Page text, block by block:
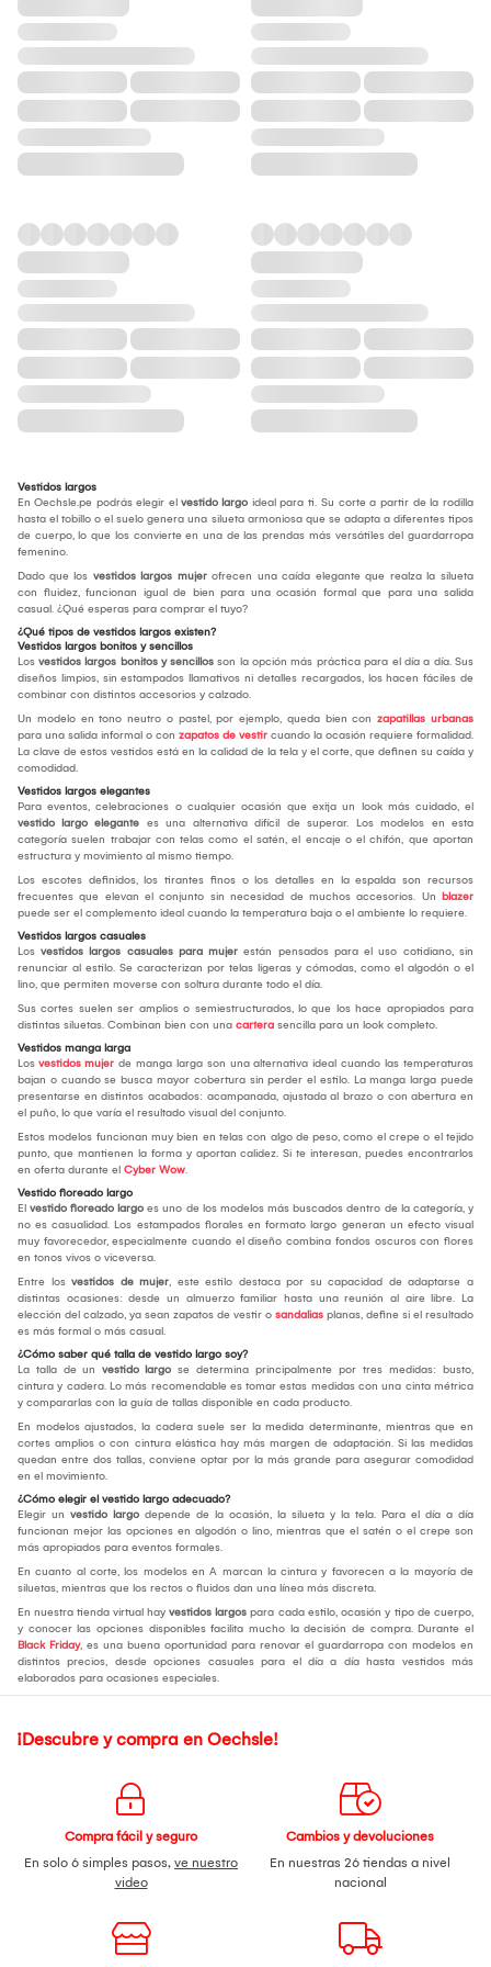
Vestidos largos
En Oechsle.pe podrás elegir el vestido largo ideal para ti. Su corte a partir de la rodilla
hasta el tobillo o el suelo genera una silueta armoniosa que se adapta a diferentes tipos
de cuerpo, lo que los convierte en una de las prendas más versátiles del guardarropa
femenino.
Dado que los vestidos largos mujer ofrecen una caída elegante que realza la silueta
con fluidez, funcionan igual de bien para una ocasión formal que para una salida
casual. ¿Qué esperas para comprar el tuyo?
¿Qué tipos de vestidos largos existen?
Vestidos largos bonitos y sencillos
Los vestidos largos bonitos y sencillos son la opción más práctica para el día a día. Sus
diseños limpios, sin estampados llamativos ni detalles recargados, los hacen fáciles de
combinar con distintos accesorios y calzado.
Un modelo en tono neutro o pastel, por ejemplo, queda bien con zapatillas urbanas
para una salida informal o con zapatos de vestir cuando la ocasión requiere formalidad.
La clave de estos vestidos está en la calidad de la tela y el corte, que definen su caída y
comodidad.
Vestidos largos elegantes
Para eventos, celebraciones o cualquier ocasión que exija un look más cuidado, el
vestido largo elegante es una alternativa difícil de superar. Los modelos en esta
categoría suelen trabajar con telas como el satén, el encaje o el chifón, que aportan
estructura y movimiento al mismo tiempo.
Los escotes definidos, los tirantes finos o los detalles en la espalda son recursos
frecuentes que elevan el conjunto sin necesidad de muchos accesorios. Un blazer
puede ser el complemento ideal cuando la temperatura baja o el ambiente lo requiere.
Vestidos largos casuales
Los vestidos largos casuales para mujer están pensados para el uso cotidiano, sin
renunciar al estilo. Se caracterizan por telas ligeras y cómodas, como el algodón o el
lino, que permiten moverse con soltura durante todo el día.
Sus cortes suelen ser amplios o semiestructurados, lo que los hace apropiados para
distintas siluetas. Combinan bien con una cartera sencilla para un look completo.
Vestidos manga larga
Los vestidos mujer de manga larga son una alternativa ideal cuando las temperaturas
bajan o cuando se busca mayor cobertura sin perder el estilo. La manga larga puede
presentarse en distintos acabados: acampanada, ajustada al brazo o con abertura en
el puño, lo que varía el resultado visual del conjunto.
Estos modelos funcionan muy bien en telas con algo de peso, como el crepe o el tejido
punto, que mantienen la forma y aportan calidez. Si te interesan, puedes encontrarlos
en oferta durante el Cyber Wow.
Vestido floreado largo
El vestido floreado largo es uno de los modelos más buscados dentro de la categoría, y
no es casualidad. Los estampados florales en formato largo generan un efecto visual
muy favorecedor, especialmente cuando el diseño combina fondos oscuros con flores
en tonos vivos o viceversa.
Entre los vestidos de mujer, este estilo destaca por su capacidad de adaptarse a
distintas ocasiones: desde un almuerzo familiar hasta una reunión al aire libre. La
elección del calzado, ya sean zapatos de vestir o sandalias planas, define si el resultado
es más formal o más casual.
¿Cómo saber qué talla de vestido largo soy?
La talla de un vestido largo se determina principalmente por tres medidas: busto,
cintura y cadera. Lo más recomendable es tomar estas medidas con una cinta métrica
y compararlas con la guía de tallas disponible en cada producto.
En modelos ajustados, la cadera suele ser la medida determinante, mientras que en
cortes amplios o con cintura elástica hay más margen de adaptación. Si las medidas
quedan entre dos tallas, conviene optar por la más grande para asegurar comodidad
en el movimiento.
¿Cómo elegir el vestido largo adecuado?
Elegir un vestido largo depende de la ocasión, la silueta y la tela. Para el día a día
funcionan mejor las opciones en algodón o lino, mientras que el satén o el crepe son
más apropiados para eventos formales.
En cuanto al corte, los modelos en A marcan la cintura y favorecen a la mayoría de
siluetas, mientras que los rectos o fluidos dan una línea más discreta.
En nuestra tienda virtual hay vestidos largos para cada estilo, ocasión y tipo de cuerpo,
y conocer las opciones disponibles facilita mucho la decisión de compra. Durante el
Black Friday, es una buena oportunidad para renovar el guardarropa con modelos en
distintos precios, desde opciones casuales para el día a día hasta vestidos más
elaborados para ocasiones especiales.
¡Descubre y compra en Oechsle!
Compra fácil y seguro
En solo 6 simples pasos, ve nuestro
video
Cambios y devoluciones
En nuestras 26 tiendas a nivel
nacional